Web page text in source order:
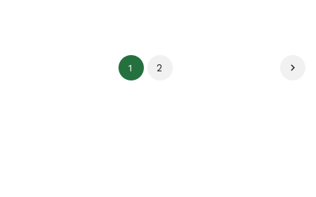
1 2 